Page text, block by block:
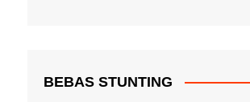
BEBAS STUNTING